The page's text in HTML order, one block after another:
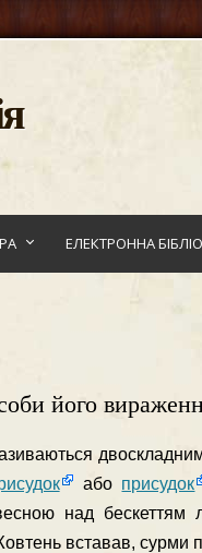
ЕЛЕКТРОННА
його
або присудок
над бескеттям
вставав, сурми